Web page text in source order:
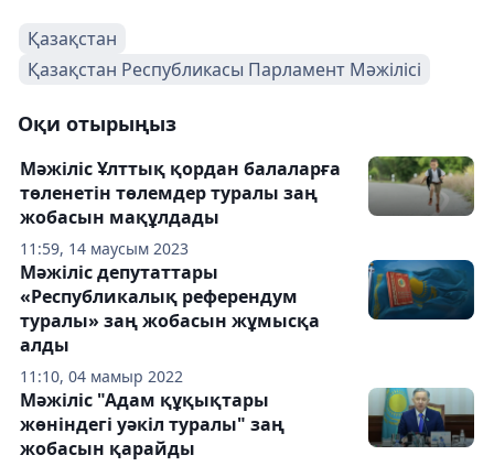
Қазақстан
Қазақстан Республикасы Парламент Мәжілісі
Оқи отырыңыз
11:59, 14 маусым 2023
Мәжіліс Ұлттық қордан балаларға
төленетін төлемдер туралы заң
жобасын мақұлдады
11:10, 04 мамыр 2022
Мәжіліс депутаттары
«Республикалық референдум
туралы» заң жобасын жұмысқа
алды
Мәжіліс "Адам құқықтары
жөніндегі уәкіл туралы" заң
жобасын қарайды